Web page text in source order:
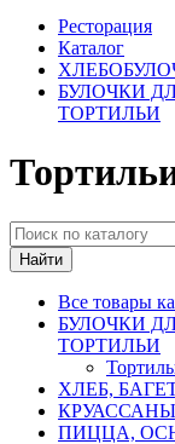
Ресторация
Каталог
БУЛОЧКИ
ТОРТИЛЬИ
Найти
Все товары
БУЛОЧКИ
ТОРТИЛЬИ
ХЛЕБ,
ПИЦЦА,